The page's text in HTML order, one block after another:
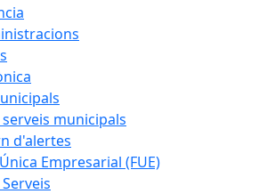
municipals
d'alertes
Empresarial (FUE)